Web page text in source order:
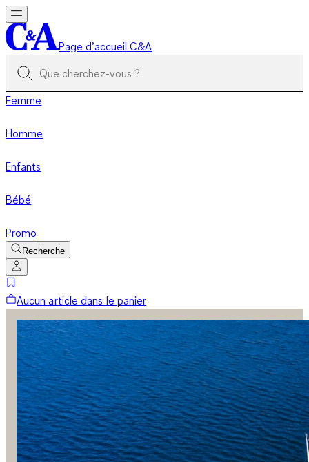
Page d’accueil C&A
Femme
Homme
Enfants
Bébé
Promo
Recherche
Aucun article dans le panier